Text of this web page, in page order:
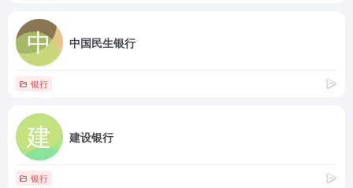
中国民生银行
银行
建设银行
银行